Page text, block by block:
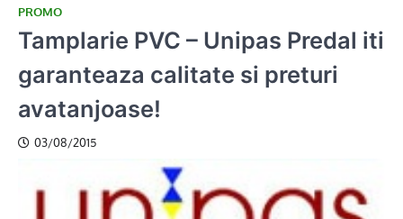
PROMO
Tamplarie PVC – Unipas Predal iti
garanteaza calitate si preturi
avatanjoase!
03/08/2015